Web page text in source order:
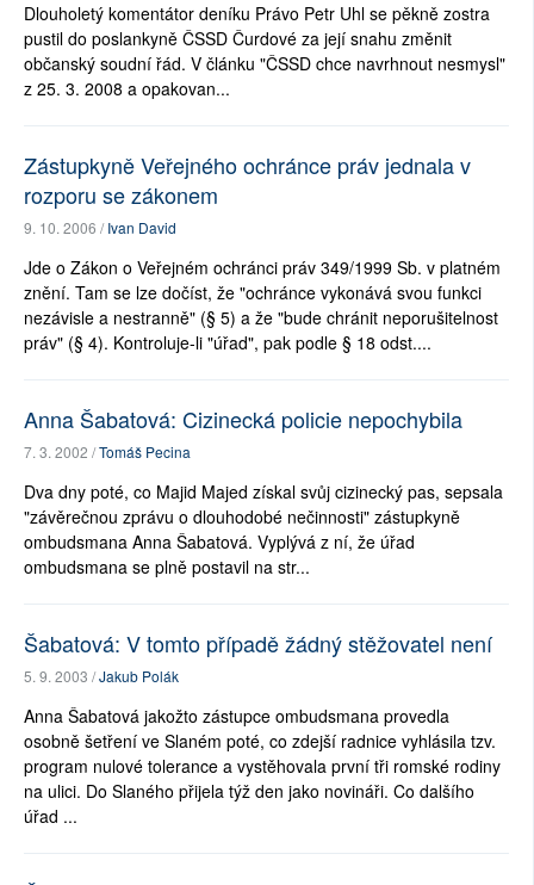
Dlouholetý komentátor deníku Právo Petr Uhl se pěkně zostra
pustil do poslankyně ČSSD Čurdové za její snahu změnit
občanský soudní řád. V článku "ČSSD chce navrhnout nesmysl"
z 25. 3. 2008 a opakovan...
Zástupkyně Veřejného ochránce práv jednala v
rozporu se zákonem
9. 10. 2006 /Ivan David
Jde o Zákon o Veřejném ochránci práv 349/1999 Sb. v platném
znění. Tam se lze dočíst, že "ochránce vykonává svou funkci
nezávisle a nestranně" (§ 5) a že "bude chránit neporušitelnost
práv" (§ 4). Kontroluje-li "úřad", pak podle § 18 odst....
Anna Šabatová: Cizinecká policie nepochybila
7. 3. 2002 /Tomáš Pecina
Dva dny poté, co Majid Majed získal svůj cizinecký pas, sepsala
"závěrečnou zprávu o dlouhodobé nečinnosti" zástupkyně
ombudsmana Anna Šabatová. Vyplývá z ní, že úřad
ombudsmana se plně postavil na str...
Šabatová: V tomto případě žádný stěžovatel není
5. 9. 2003 /Jakub Polák
Anna Šabatová jakožto zástupce ombudsmana provedla
osobně šetření ve Slaném poté, co zdejší radnice vyhlásila tzv.
program nulové tolerance a vystěhovala první tři romské rodiny
na ulici. Do Slaného přijela týž den jako novináři. Co dalšího
úřad ...